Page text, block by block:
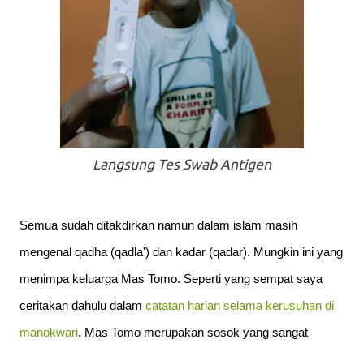
Langsung Tes Swab Antigen
Semua sudah ditakdirkan namun dalam islam masih
mengenal qadha (qadla') dan kadar (qadar). Mungkin ini yang
menimpa keluarga Mas Tomo. Seperti yang sempat saya
ceritakan dahulu dalam catatan harian selama kerusuhan di
manokwari. Mas Tomo merupakan sosok yang sangat